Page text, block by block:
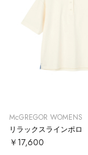
McGREGOR WOMENS
リラックスラインポロ
￥17,600